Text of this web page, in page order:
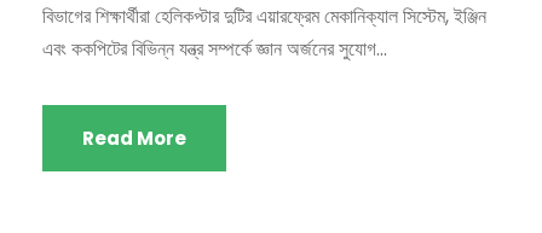
বিভাগের শিক্ষার্থীরা হেলিকপ্টার দুটির এয়ারফ্রেম মেকানিক্যাল সিস্টেম, ইঞ্জিন
এবং ককপিটের বিভিন্ন যন্ত্র সম্পর্কে জ্ঞান অর্জনের সুযোগ...
Read More